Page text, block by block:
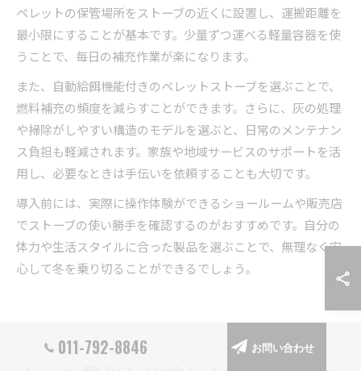
ペレットの保管場所をストーブの近くに設置し、運搬距離を
最小限にすることが基本です。少量ずつ運べる軽量容器を使
うことで、毎日の補充作業が楽になります。
また、自動給餌機能付きのペレットストーブを選ぶことで、
燃料補充の頻度を減らすことができます。さらに、灰の処理
や掃除がしやすい構造のモデルを選ぶと、日常のメンテナン
ス負担も軽減されます。家族や地域サービスのサポートを活
用し、必要なときは手伝いを依頼することも大切です。
導入前には、実際に操作体験ができるショールームや販売店
でストーブの使い勝手を確認するのがおすすめです。自分の
体力や生活スタイルに合った製品を選ぶことで、無理なく安
心して冬を乗り切ることができるでしょう。
011-792-8846 お問い合わせ